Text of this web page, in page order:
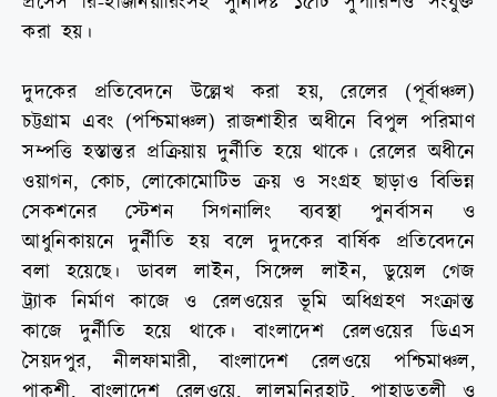
করা হয়।
দুদকের প্রতিবেদনে উল্লেখ করা হয়, রেলের (পূর্বাঞ্চল)
চট্টগ্রাম এবং (পশ্চিমাঞ্চল) রাজশাহীর অধীনে বিপুল পরিমাণ
সম্পত্তি হস্তান্তর প্রক্রিয়ায় দুর্নীতি হয়ে থাকে। রেলের অধীনে
ওয়াগন, কোচ, লোকোমোটিভ ক্রয় ও সংগ্রহ ছাড়াও বিভিন্ন
সেকশনের স্টেশন সিগনালিং ব্যবস্থা পুনর্বাসন ও
আধুনিকায়নে দুর্নীতি হয় বলে দুদকের বার্ষিক প্রতিবেদনে
বলা হয়েছে। ডাবল লাইন, সিঙ্গেল লাইন, ডুয়েল গেজ
ট্র্যাক নির্মাণ কাজে ও রেলওয়ের ভূমি অধিগ্রহণ সংক্রান্ত
কাজে দুর্নীতি হয়ে থাকে। বাংলাদেশ রেলওয়ের ডিএস
সৈয়দপুর, নীলফামারী, বাংলাদেশ রেলওয়ে পশ্চিমাঞ্চল,